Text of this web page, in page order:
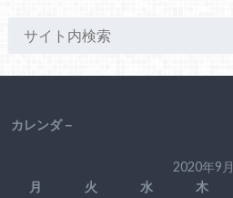
カレンダ－
2020年9月
月
火 水 木